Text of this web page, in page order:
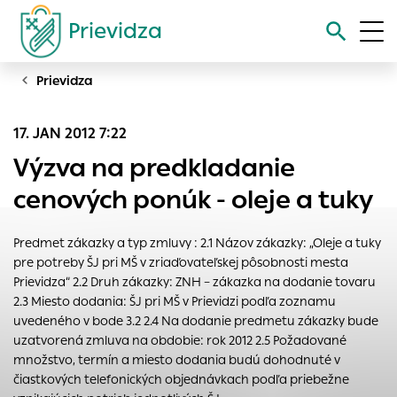
Prievidza
Vyhľadávanie
Prievidza
17. JAN 2012 7:22
Výzva na predkladanie
cenových ponúk - oleje a tuky
Predmet zákazky a typ zmluvy : 2.1 Názov zákazky: „Oleje a tuky
pre potreby ŠJ pri MŠ v zriaďovateľskej pôsobnosti mesta
Prievidza“ 2.2 Druh zákazky: ZNH – zákazka na dodanie tovaru
2.3 Miesto dodania: ŠJ pri MŠ v Prievidzi podľa zoznamu
uvedeného v bode 3.2 2.4 Na dodanie predmetu zákazky bude
uzatvorená zmluva na obdobie: rok 2012 2.5 Požadované
množstvo, termín a miesto dodania budú dohodnuté v
čiastkových telefonických objednávkach podľa priebežne
Nastavenie cookies
Cookies sú malé súbory, do ktorých webové stránky môžu
ukladať informácie o vašej aktivite a preferenciách.
zapamätoval Vaše prihlásenie alebo aby sa uložila Vaša
voľba v tomto okne.
Vyberte úroveň cookies, ktorú chcete povoliť
Technické cookies
Technické súbory cookie sú pre prevádzku nevyhnutné a
pomáhajú urobiť webové stránky uplatniteľnými tým, že
umožňujú základné funkcie, ako je navigácia na stránke a